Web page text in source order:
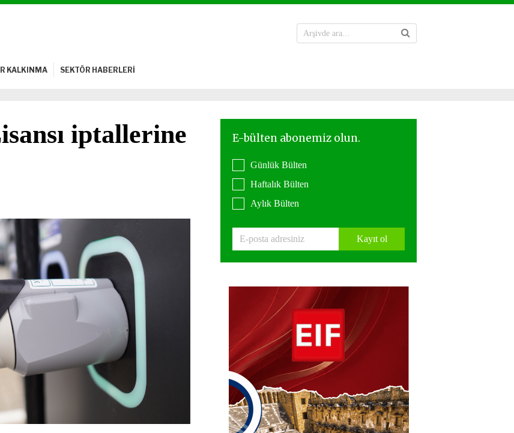
KALKINMA SEKTÖR HABERLERİ
iptallerine
Günlük Bülten
Haftalık Bülten
Aylık Bülten
Kayıt ol